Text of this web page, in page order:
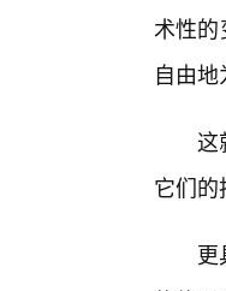
术性
自由
这
它们
更